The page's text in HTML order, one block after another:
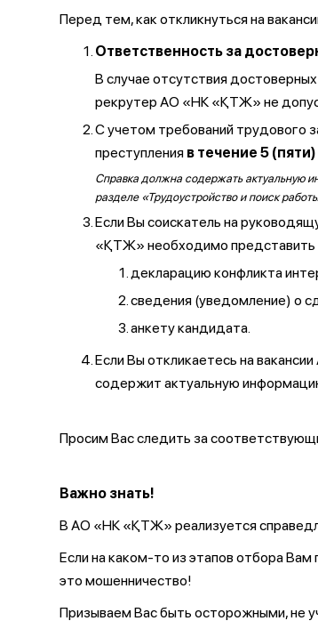
Перед тем, как откликнуться на
Ответственность за
В случае отсутствия
рекрутер АО «НК «ҚТЖ» не
С учетом требований трудового
преступления в течение 5
Справка должна содержать актуальную
разделе «Трудоустройство и поиск
Если Вы соискатель на
«ҚТЖ» необходимо представить
декларацию конфликта
сведения (уведомление) о
анкету кандидата.
Если Вы откликаетесь на
содержит актуальную
Просим Вас следить за
Важно знать!
В АО «НК «ҚТЖ» реализуется
Если на каком-то из этапов отбора
это мошенничество!
Призываем Вас быть осторожными, не